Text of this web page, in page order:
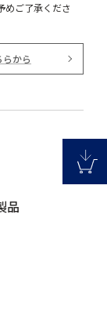
めご了承くださ
から
品